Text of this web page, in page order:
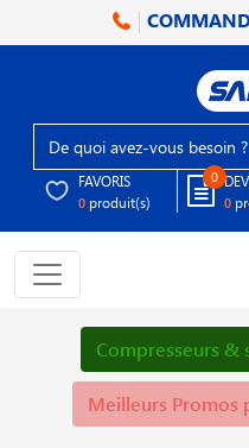
FAVORIS
0 produit(s)
0
0
Compresseurs &
Meilleurs Promos